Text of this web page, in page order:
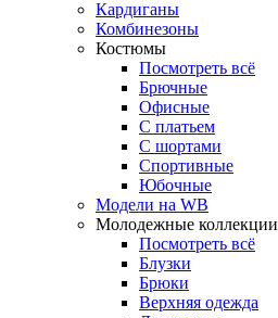
Кардиганы
Комбинезоны
Костюмы
Посмотреть всё
Брючные
Офисные
С платьем
С шортами
Спортивные
Юбочные
Модели на WB
Молодежные коллекции
Посмотреть всё
Блузки
Брюки
Верхняя одежда